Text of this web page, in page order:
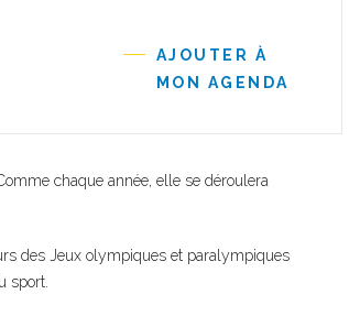
AJOUTER À
MON AGENDA
chaque année, elle se déroulera
des Jeux olympiques et paralympiques
sport.